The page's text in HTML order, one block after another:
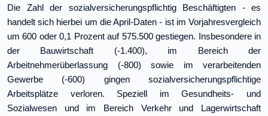
Die Zahl der sozialversicherungspflichtig Beschäftigten - es
handelt sich hierbei um die April-Daten - ist im Vorjahresvergleich
um 600 oder 0,1 Prozent auf 575.500 gestiegen. Insbesondere in
der Bauwirtschaft (-1.400), im Bereich der
Arbeitnehmerüberlassung (-800) sowie im verarbeitenden
Gewerbe (-600) gingen sozialversicherungspflichtige
Arbeitsplätze verloren. Speziell im Gesundheits- und
Sozialwesen und im Bereich Verkehr und Lagerwirtschaft